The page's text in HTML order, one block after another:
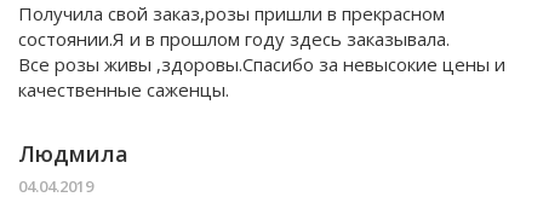
Получила свой заказ,розы пришли в прекрасном
состоянии.Я и в прошлом году здесь заказывала.
Все розы живы ,здоровы.Спасибо за невысокие цены и
качественные саженцы.
Людмила
04.04.2019